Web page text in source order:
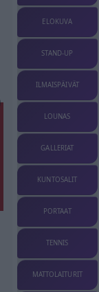
ELOKUVA
STAND-UP
ILMAISPÄIVÄT
LOUNAS
GALLERIAT
KUNTOSALIT
PORTAAT
TENNIS
MATTOLAITURIT